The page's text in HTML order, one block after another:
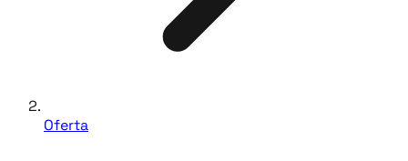
Oferta